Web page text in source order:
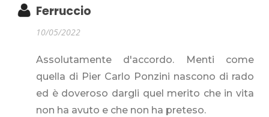
Ferruccio
10/05/2022
Assolutamente d'accordo. Menti come
quella di Pier Carlo Ponzini nascono di rado
ed è doveroso dargli quel merito che in vita
non ha avuto e che non ha preteso.